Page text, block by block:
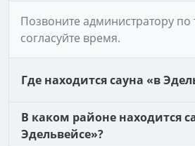
Позвоните администратору по
согласуйте время.
Где находится сауна «в
В каком районе находится
Эдельвейсе»?